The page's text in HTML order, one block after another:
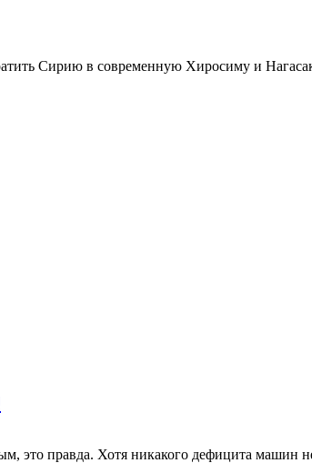
Сирию в современную Хиросиму и
это правда. Хотя никакого дефицита машин